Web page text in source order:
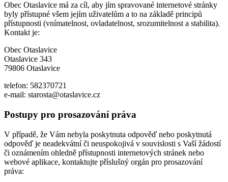
Obec Otaslavice má za cíl, aby jím spravované internetové stránky
byly přístupné všem jejím uživatelům a to na základě principů
přístupnosti (vnímatelnost, ovladatelnost, srozumitelnost a stabilita).
Kontakt je:
Obec Otaslavice
Otaslavice 343
79806 Otaslavice
telefon: 582370721
e-mail: starosta@otaslavice.cz
Postupy pro prosazování práva
V případě, že Vám nebyla poskytnuta odpověď nebo poskytnutá
odpověď je neadekvátní či neuspokojivá v souvislosti s Vaší žádostí
či oznámením ohledně přístupnosti internetových stránek nebo
webové aplikace, kontaktujte příslušný orgán pro prosazování
práva: